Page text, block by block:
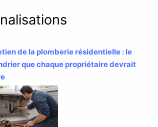
de la plomberie résidentielle : le
que chaque propriétaire devrait